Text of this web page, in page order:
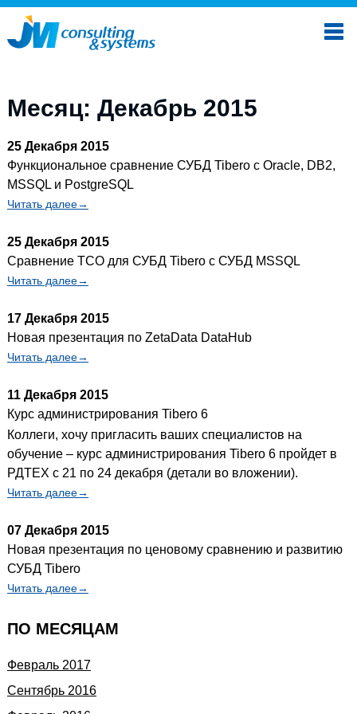
Месяц: Декабрь 2015
25 Декабря 2015
Функциональное сравнение СУБД Tibero с Oracle, DB2,
MSSQL и PostgreSQL
Читать далее→
25 Декабря 2015
Сравнение TCO для СУБД Tibero с СУБД MSSQL
Читать далее→
17 Декабря 2015
Новая презентация по ZetaData DataHub
Читать далее→
11 Декабря 2015
Курс администрирования Tibero 6
Коллеги, хочу пригласить ваших специалистов на
обучение – курс администрирования Tibero 6 пройдет в
РДТЕХ с 21 по 24 декабря (детали во вложении).
Читать далее→
07 Декабря 2015
Новая презентация по ценовому сравнению и развитию
СУБД Tibero
Читать далее→
ПО МЕСЯЦАМ
Февраль 2017
Сентябрь 2016